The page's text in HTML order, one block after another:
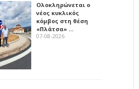
Ολοκληρώνεται ο
νέος κυκλικός
κόμβος στη θέση
«Πλάτσα» …
07-08-2026